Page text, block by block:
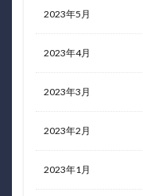
2023年5月
2023年4月
2023年3月
2023年2月
2023年1月